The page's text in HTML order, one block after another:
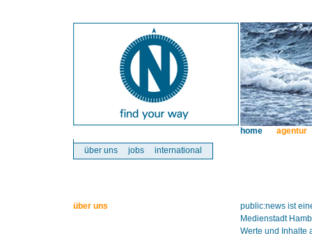
über uns jobs international
home agentur
über uns
public:news ist
Medienstadt
Werte und Inhalte